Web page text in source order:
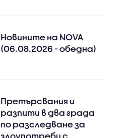
Новините на NOVA
(06.08.2026 - обедна)
Претърсвания и
разпити в два града
по разследване за
злоупотреби с